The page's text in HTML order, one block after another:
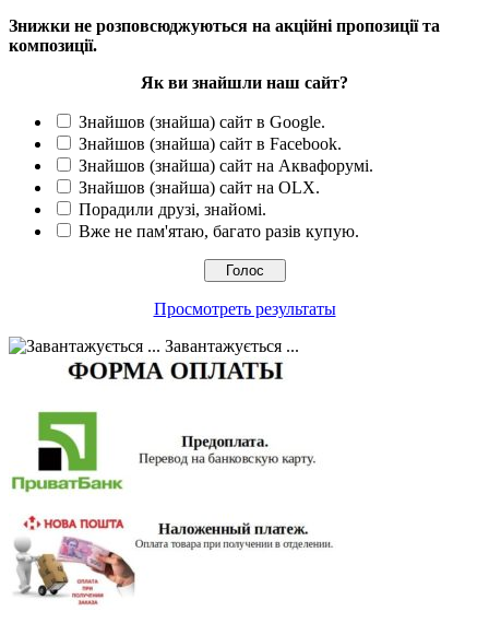
Знижки не розповсюджуються на акційні пропозиції та
композиції.
Як ви знайшли наш сайт?
Знайшов (знайша) сайт в Google.
Знайшов (знайша) сайт в Facebook.
Знайшов (знайша) сайт на Аквафорумі.
Знайшов (знайша) сайт на OLX.
Порадили друзі, знайомі.
Вже не пам'ятаю, багато разів купую.
Просмотреть результаты
Завантажується ...